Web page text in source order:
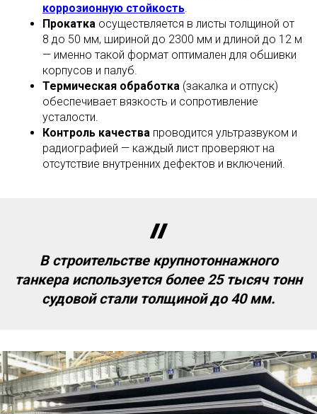
коррозионную стойкость.
Прокатка осуществляется в листы толщиной от
8 до 50 мм, шириной до 2300 мм и длиной до 12 м
— именно такой формат оптимален для обшивки
корпусов и палуб.
Термическая обработка (закалка и отпуск)
обеспечивает вязкость и сопротивление
усталости.
Контроль качества проводится ультразвуком и
радиографией — каждый лист проверяют на
отсутствие внутренних дефектов и включений.
В строительстве крупнотоннажного
танкера используется более 25 тысяч тонн
судовой стали толщиной до 40 мм.